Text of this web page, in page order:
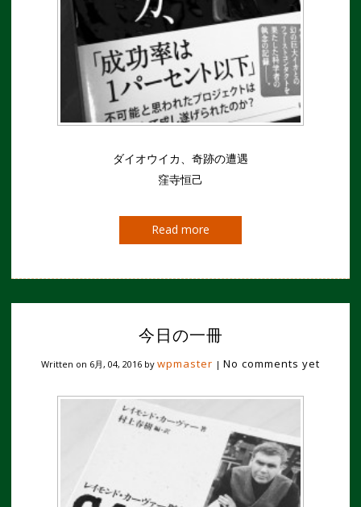
ダイオウイカ、奇跡の遭遇
窪寺恒己
Read more
今日の一冊
Written on 6月, 04, 2016 by wpmaster | No comments yet